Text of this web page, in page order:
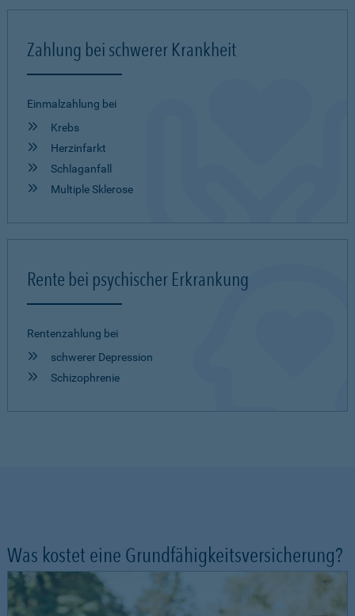
Zahlung bei schwerer Krankheit
Einmalzahlung bei
Krebs
Herzinfarkt
Schlaganfall
Multiple Sklerose
Rente bei psychischer Erkrankung
Rentenzahlung bei
schwerer Depression
Schizophrenie
Was kostet eine Grundfähigkeitsversicherung?